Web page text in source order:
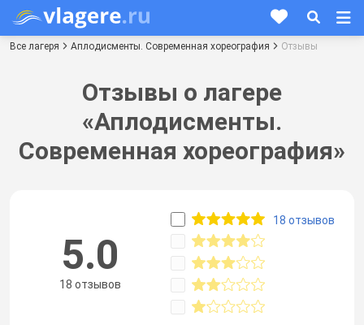
Все лагеря Аплодисменты. Современная хореография Отзывы
Отзывы о лагере
«Аплодисменты.
Современная хореография»
5.0
18 отзывов
18 отзывов